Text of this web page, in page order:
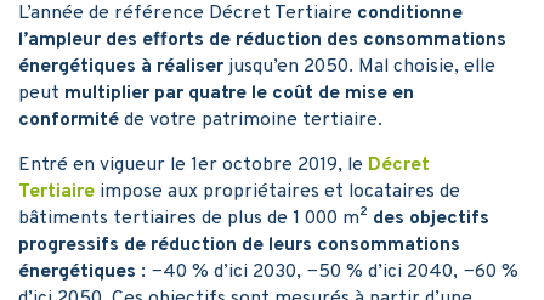
L’année de référence Décret Tertiaire conditionne
l’ampleur des efforts de réduction des consommations
énergétiques à réaliser jusqu’en 2050. Mal choisie, elle
peut multiplier par quatre le coût de mise en
conformité de votre patrimoine tertiaire.
Entré en vigueur le 1er octobre 2019, le Décret
Tertiaire impose aux propriétaires et locataires de
bâtiments tertiaires de plus de 1 000 m² des objectifs
progressifs de réduction de leurs consommations
énergétiques : −40 % d’ici 2030, −50 % d’ici 2040, −60 %